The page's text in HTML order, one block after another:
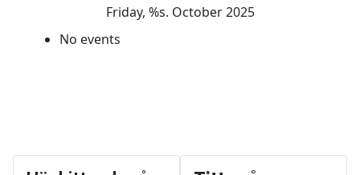
Friday, %s. October 2025
No events